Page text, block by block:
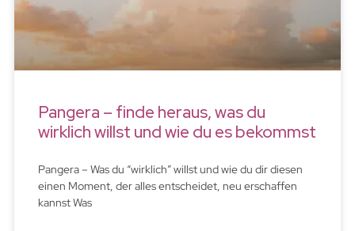
Pangera – finde heraus, was du
wirklich willst und wie du es bekommst
Pangera – Was du “wirklich” willst und wie du dir diesen
einen Moment, der alles entscheidet, neu erschaffen
kannst Was